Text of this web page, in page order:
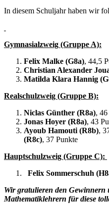
In diesem Schuljahr haben wir
Gymnasialzweig (Gruppe A):
Felix Malke (G8a), 44,5
Christian Alexander
Matilda Klara Hannig
Realschulzweig (Gruppe B):
Niclas Günther (R8a),
Jonas Hoyer (R8a), 43
Ayoub Hamouti (R8b),
(R8c), 37 Punkte
Hauptschulzweig (Gruppe C):
Felix Sommerschuh
Wir gratulieren den Gewinnern
Mathematiklehrern für diese